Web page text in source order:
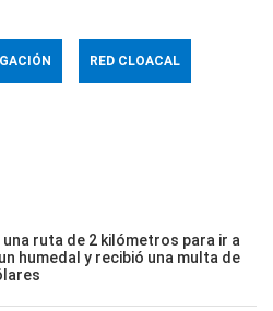
RED CLOACAL
ruta de 2 kilómetros para ir a
humedal y recibió una multa de